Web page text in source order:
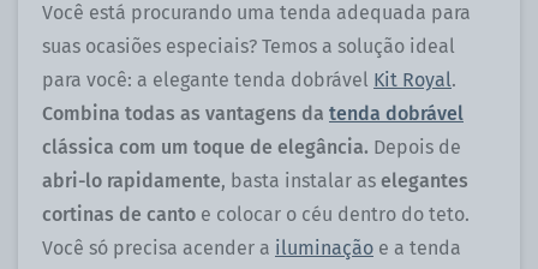
Você está procurando uma tenda adequada para
suas ocasiões especiais? Temos a solução ideal
para você: a elegante tenda dobrável Kit Royal.
Combina todas as vantagens da tenda dobrável
clássica com um toque de elegância. Depois de
abri-lo rapidamente, basta instalar as elegantes
cortinas de canto e colocar o céu dentro do teto.
Você só precisa acender a iluminação e a tenda